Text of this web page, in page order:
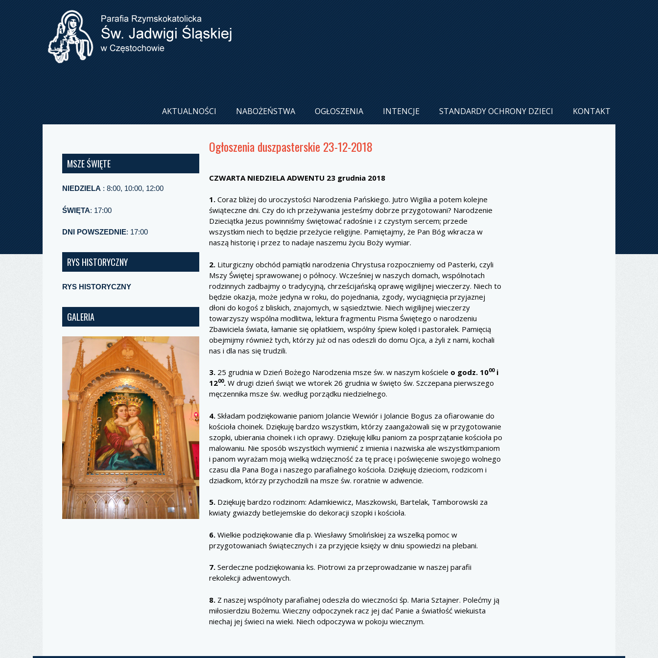
AKTUALNOŚCI NABOŻEŃSTWA OGŁOSZENIA INTENCJE STANDARDY OCHRONY DZIECI KONTAKT
MSZE ŚWIĘTE
NIEDZIELA : 8:00, 10:00, 12:00
ŚWIĘTA: 17:00
DNI POWSZEDNIE: 17:00
RYS HISTORYCZNY
RYS HISTORYCZNY
GALERIA
Ogłoszenia duszpasterskie 23-12-2018
CZWARTA NIEDZIELA ADWENTU 23 grudnia 2018
1. Coraz bliżej do uroczystości Narodzenia Pańskiego. Jutro Wigilia a potem kolejne
świąteczne dni. Czy do ich przeżywania jesteśmy dobrze przygotowani? Narodzenie
Dzieciątka Jezus powinniśmy świętować radośnie i z czystym sercem; przede
wszystkim niech to będzie przeżycie religijne. Pamiętajmy, że Pan Bóg wkracza w
naszą historię i przez to nadaje naszemu życiu Boży wymiar.
2. Liturgiczny obchód pamiątki narodzenia Chrystusa rozpoczniemy od Pasterki, czyli
Mszy Świętej sprawowanej o północy. Wcześniej w naszych domach, wspólnotach
rodzinnych zadbajmy o tradycyjną, chrześcijańską oprawę wigilijnej wieczerzy. Niech to
będzie okazja, może jedyna w roku, do pojednania, zgody, wyciągnięcia przyjaznej
dłoni do kogoś z bliskich, znajomych, w sąsiedztwie. Niech wigilijnej wieczerzy
towarzyszy wspólna modlitwa, lektura fragmentu Pisma Świętego o narodzeniu
Zbawiciela świata, łamanie się opłatkiem, wspólny śpiew kolęd i pastorałek. Pamięcią
obejmijmy również tych, którzy już od nas odeszli do domu Ojca, a żyli z nami, kochali
nas i dla nas się trudzili.
3. 25 grudnia w Dzień Bożego Narodzenia msze św. w naszym kościele o godz. 1000i
1200. W drugi dzień świąt we wtorek 26 grudnia w święto św. Szczepana pierwszego
męczennika msze św. według porządku niedzielnego.
4. Składam podziękowanie paniom Jolancie Wewiór i Jolancie Bogus za ofiarowanie do
kościoła choinek. Dziękuję bardzo wszystkim, którzy zaangażowali się w przygotowanie
szopki, ubierania choinek i ich oprawy. Dziękuję kilku paniom za posprzątanie kościoła po
malowaniu. Nie sposób wszystkich wymienić z imienia i nazwiska ale wszystkim:paniom
i panom wyrażam moją wielką wdzięczność za tę pracę i poświęcenie swojego wolnego
czasu dla Pana Boga i naszego parafialnego kościoła. Dziękuję dzieciom, rodzicom i
dziadkom, którzy przychodzili na msze św. roratnie w adwencie.
5. Dziękuję bardzo rodzinom: Adamkiewicz, Maszkowski, Bartelak, Tamborowski za
kwiaty gwiazdy betlejemskie do dekoracji szopki i kościoła.
6. Wielkie podziękowanie dla p. Wiesławy Smolińskiej za wszelką pomoc w
przygotowaniach świątecznych i za przyjęcie księży w dniu spowiedzi na plebani.
7. Serdeczne podziękowania ks. Piotrowi za przeprowadzanie w naszej parafii
rekolekcji adwentowych.
8. Z naszej wspólnoty parafialnej odeszła do wieczności śp. Maria Sztajner. Polećmy ją
miłosierdziu Bożemu. Wieczny odpoczynek racz jej dać Panie a światłość wiekuista
niechaj jej świeci na wieki. Niech odpoczywa w pokoju wiecznym.